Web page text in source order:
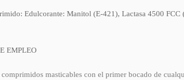
Edulcorante: Manitol (E-421), Lactasa 4500
EMPLEO
masticables con el primer bocado de